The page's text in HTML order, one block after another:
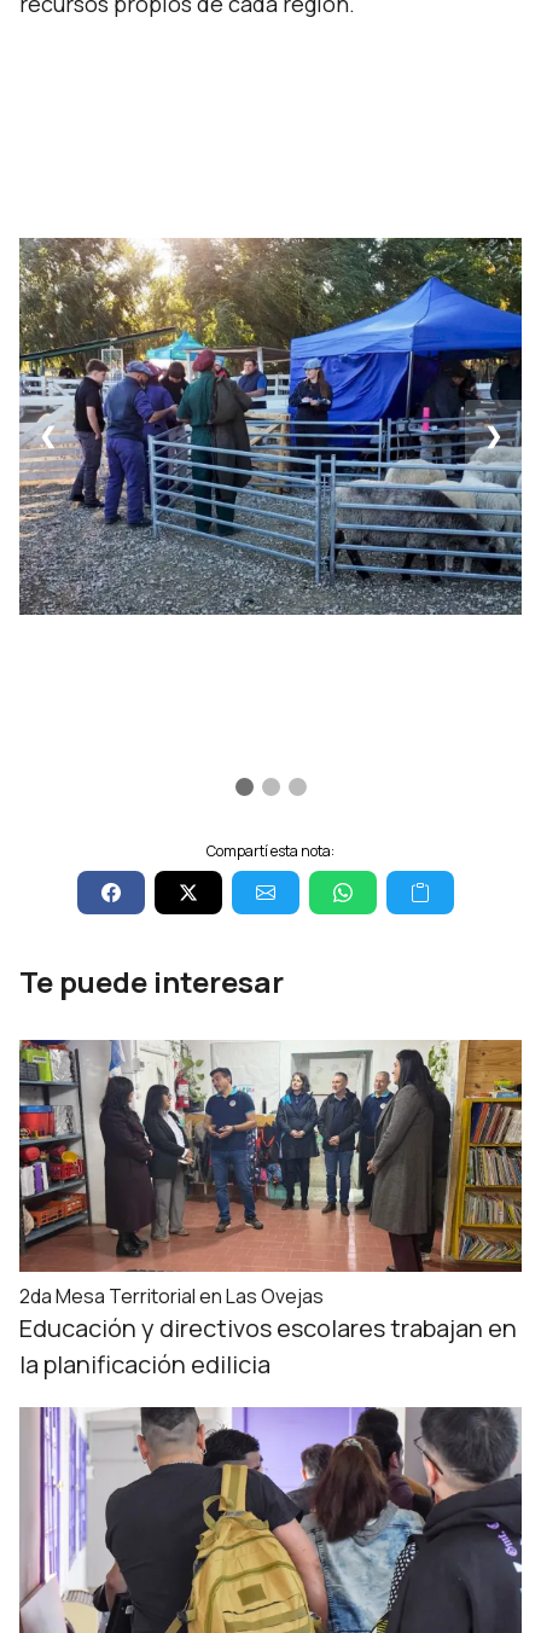
❮ ❯
Compartí esta nota:
Te puede interesar
2da Mesa Territorial en Las Ovejas
Educación y directivos escolares trabajan en
la planificación edilicia